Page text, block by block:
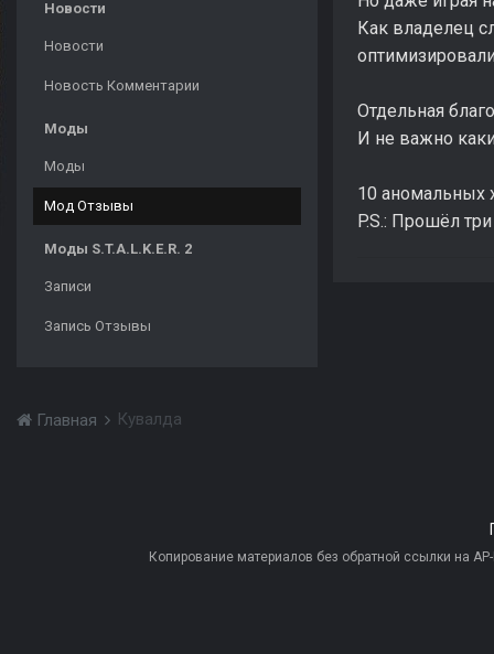
Новости
Новости
Новость Комментарии
Моды
Моды
Мод Отзывы
Моды S.T.A.L.K.E.R. 2
Записи
Запись Отзывы
Как владелец
Отдельная
И не важно
10 аномальных
P.S.: Прошёл
Главная Кувалда
Копирование материалов без обратной ссылки на